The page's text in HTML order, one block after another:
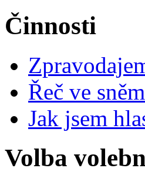
Činnosti
Řeč ve
Jak jsem
Volba